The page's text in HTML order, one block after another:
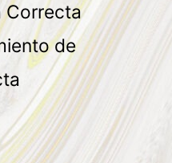
Correcta
de